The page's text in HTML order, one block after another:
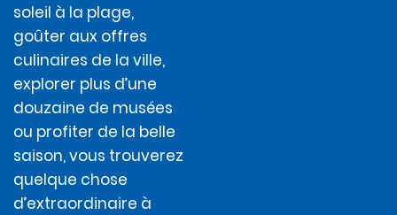
soleil à la plage,
goûter aux offres
culinaires de la ville,
explorer plus d’une
douzaine de musées
ou profiter de la belle
saison, vous trouverez
quelque chose
d’extraordinaire à